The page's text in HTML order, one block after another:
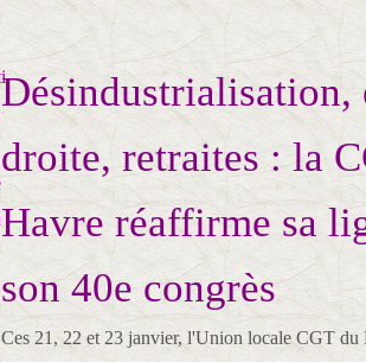
Désindustrialisation,
droite, retraites : la
Havre réaffirme sa
son 40e congrès
Ces 21, 22 et 23 janvier, l'Union locale CGT du